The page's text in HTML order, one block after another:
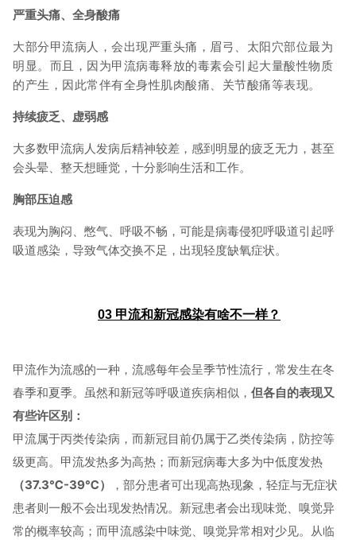
严重头痛、全身酸痛
大部分甲流病人，会出现严重头痛，眉弓、太阳穴部位最为
明显。 而且，因为甲流病毒释放的毒素会引起大量酸性物质
的产生，因此常伴有全身性肌肉酸痛、关节酸痛等表现。
持续疲乏、虚弱感
大多数甲流病人发病后精神较差，感到明显的疲乏无力，甚至
会头晕、整天想睡觉，十分影响生活和工作。
胸部压迫感
表现为胸闷、憋气、呼吸不畅，可能是病毒侵犯呼吸道引起呼
吸道感染，导致气体交换不足，出现轻度缺氧症状。
03 甲流和新冠感染有啥不一样？
甲流作为流感的一种，流感每年会呈季节性流行，常发生在冬
春季和夏季。虽然和新冠等呼吸道疾病相似， 但各自的表现又
有些许区别：
甲流属于丙类传染病，而新冠目前仍属于乙类传染病，防控等
级更高。甲流发热多为高热；而新冠病毒大多为中低度发热
（37.3℃-39℃）
，部分患者可出现高热现象，轻症与无症状
患者则一般不会出现发热情况。新冠患者会出现味觉、嗅觉异
常的概率较高；而甲流感染中味觉、嗅觉异常相对少见。从临